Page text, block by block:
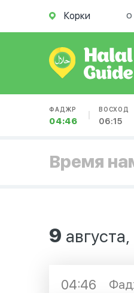
Корки О
ФАДЖР
04:46
ВОСХОД
06:15
Время
9
04:46